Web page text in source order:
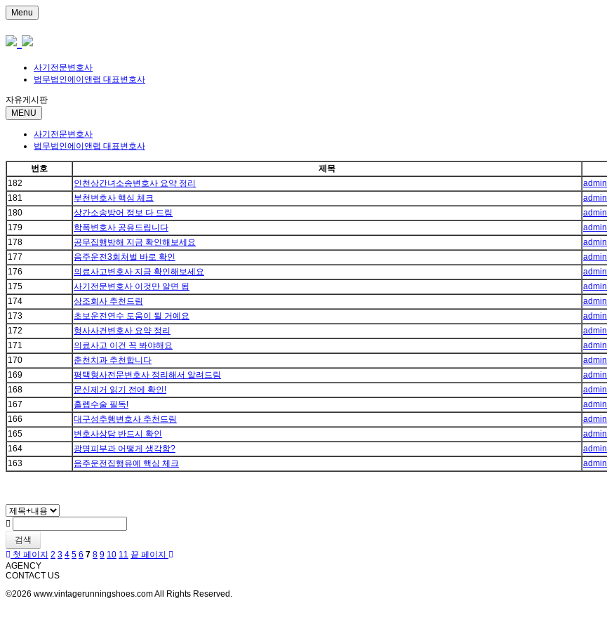
Menu
사기전문변호사
법무법인에이앤랩 대표변호사
자유게시판
MENU
사기전문변호사
법무법인에이앤랩 대표변호사
번호 제목
182
인천상간녀소송변호사 요약 정리 admin
181
부천변호사 핵심 체크 admin
180
상간소송방어 정보 다 드림 admin
179
학폭변호사 공유드립니다 admin
178
공무집행방해 지금 확인해보세요 admin
177
음주운전3회처벌 바로 확인 admin
176
의료사고변호사 지금 확인해보세요 admin
175
사기전문변호사 이것만 알면 됨 admin
174
상조회사 추천드림 admin
173
초보운전연수 도움이 될 거예요 admin
172
형사사건변호사 요약 정리 admin
171
의료사고 이건 꼭 봐야해요 admin
170
춘천치과 추천합니다 admin
169
평택형사전문변호사 정리해서 알려드림 admin
168
문신제거 읽기 전에 확인! admin
167
홀렙수술 필독! admin
166
대구성추행변호사 추천드림 admin
165
변호사상담 반드시 확인 admin
164
광명피부과 어떻게 생각함? admin
163
음주운전집행유예 핵심 체크 admin
검색
첫 페이지 2 3 4 5 6 7 8 9 10 11 끝 페이지
AGENCY
CONTACT US
©2026 www.vintagerunningshoes.com All Rights Reserved.